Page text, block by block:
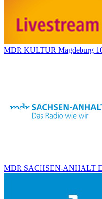
MDR KULTUR Magdeburg
MDR SACHSEN-ANHALT